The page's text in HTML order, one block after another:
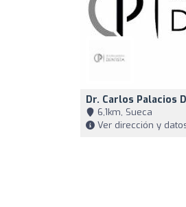
Dr. Carlos Palacios
6,1km, Sueca
Ver dirección y